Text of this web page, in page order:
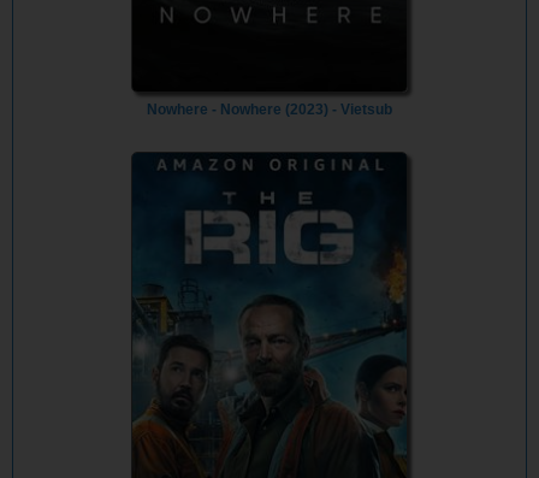
Nowhere - Nowhere (2023) - Vietsub